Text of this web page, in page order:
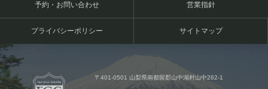
予約・お問い合わせ 営業指針
プライバシーポリシー サイトマップ
〒401-0501 山梨県南都留郡山中湖村山中262-1